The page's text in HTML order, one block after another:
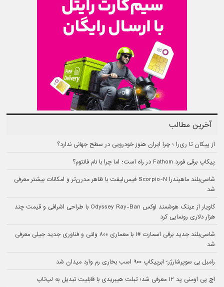
آخرین مطالب
از پیکان تا ری‌را ؛ چرا ایران هنوز خودرویی در سطح جهانی ندارد؟
پیکاپ برقی فورد Fathom در راه است؛ اما چرا با نام فانتوم؟
شاسی‌بلند ماهیندرا Scorpio-N فیس‌لیفت با ظاهر مدرن‌تر و امکانات بیشتر معرفی
شد
کاویار از عینک هوشمند لوکس Odyssey Ray-Ban با طراحی اشرافی و قیمت چند
هزار دلاری رونمایی کرد
شاسی‌بلند جدید برقی اسمارت #۱ با معماری ۸۰۰ ولتی و فناوری جدید جیلی معرفی
شد
رامبل بی سوپرشارژر؛ ابرپیکاپ ۹۰۰ اسب بخاری رم وارد میدان شد
اچ پی اومنی پد ۱۲ معرفی شد؛ تبلت هیبریدی با قابلیت تبدیل به لپ‌تاپ